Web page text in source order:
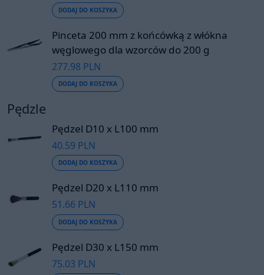
DODAJ DO KOSZYKA
Pinceta 200 mm z końcówką z włókna
węglowego dla wzorców do 200 g
277.98 PLN
DODAJ DO KOSZYKA
Pędzle
Pędzel D10 x L100 mm
40.59 PLN
DODAJ DO KOSZYKA
Pędzel D20 x L110 mm
51.66 PLN
DODAJ DO KOSZYKA
Pędzel D30 x L150 mm
75.03 PLN